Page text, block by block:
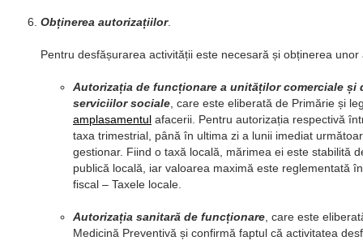
Obținerea autorizațiilor.
Pentru desfășurarea activității este necesară și obținerea
Autorizația de funcționare a unităților comerciale și
serviciilor sociale, care este eliberată de Primărie și
amplasamentul afacerii. Pentru autorizația respectivă
taxa trimestrial, până în ultima zi a lunii imediat
gestionar. Fiind o taxă locală, mărimea ei este stabilită
publică locală, iar valoarea maximă este reglementată
fiscal – Taxele locale.
Autorizația sanitară de funcționare, care este
Medicină Preventivă și confirmă faptul că activitatea